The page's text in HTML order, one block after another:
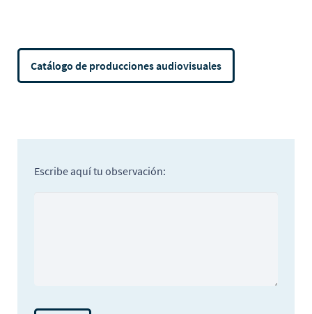
Catálogo de producciones audiovisuales
Escribe aquí tu observación: